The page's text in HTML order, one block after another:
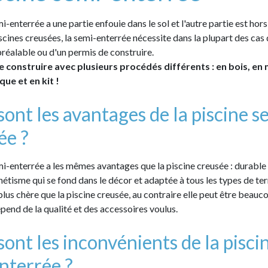
enterrée a une partie enfouie dans le sol et l'autre partie est
creusées, la semi-enterrée nécessite dans la plupart des cas
ou d'un permis de construire.
construire avec plusieurs procédés différents : en bois, en
et en kit !
les avantages de la piscine
?
enterrée a les mêmes avantages que la piscine creusée : durable
qui se fond dans le décor et adaptée à tous les types de
chère que la piscine creusée, au contraire elle peut être
de la qualité et des accessoires voulus.
les inconvénients de la